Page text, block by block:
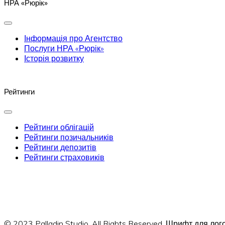
НРА «Рюрік»
Інформація про Агентство
Послуги НРА «Рюрік»
Історія розвитку
Рейтинги
Рейтинги облігацій
Рейтинги позичальників
Рейтинги депозитів
Рейтинги страховиків